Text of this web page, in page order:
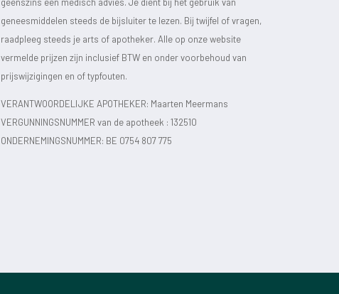
geneesmiddelen steeds de bijsluiter te lezen. Bij twijfel of vragen,
raadpleeg steeds je arts of apotheker. Alle op onze website
vermelde prijzen zijn inclusief BTW en onder voorbehoud van
prijswijzigingen en of typfouten.
VERANTWOORDELIJKE APOTHEKER: Maarten Meermans
VERGUNNINGSNUMMER van de apotheek : 132510
ONDERNEMINGSNUMMER: BE 0754 807 775